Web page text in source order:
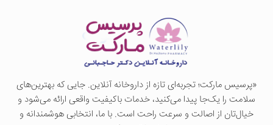
«پرسيس ماركت؛ تجربه‌ای تازه از داروخانه آنلاین. جایی که بهترین‌های
سلامت را یک‌جا پیدا می‌کنید، خدمات باکیفیت واقعی ارائه می‌شود و
خیال‌تان از اصالت و سرعت راحت است. با ما، انتخابی هوشمندانه و